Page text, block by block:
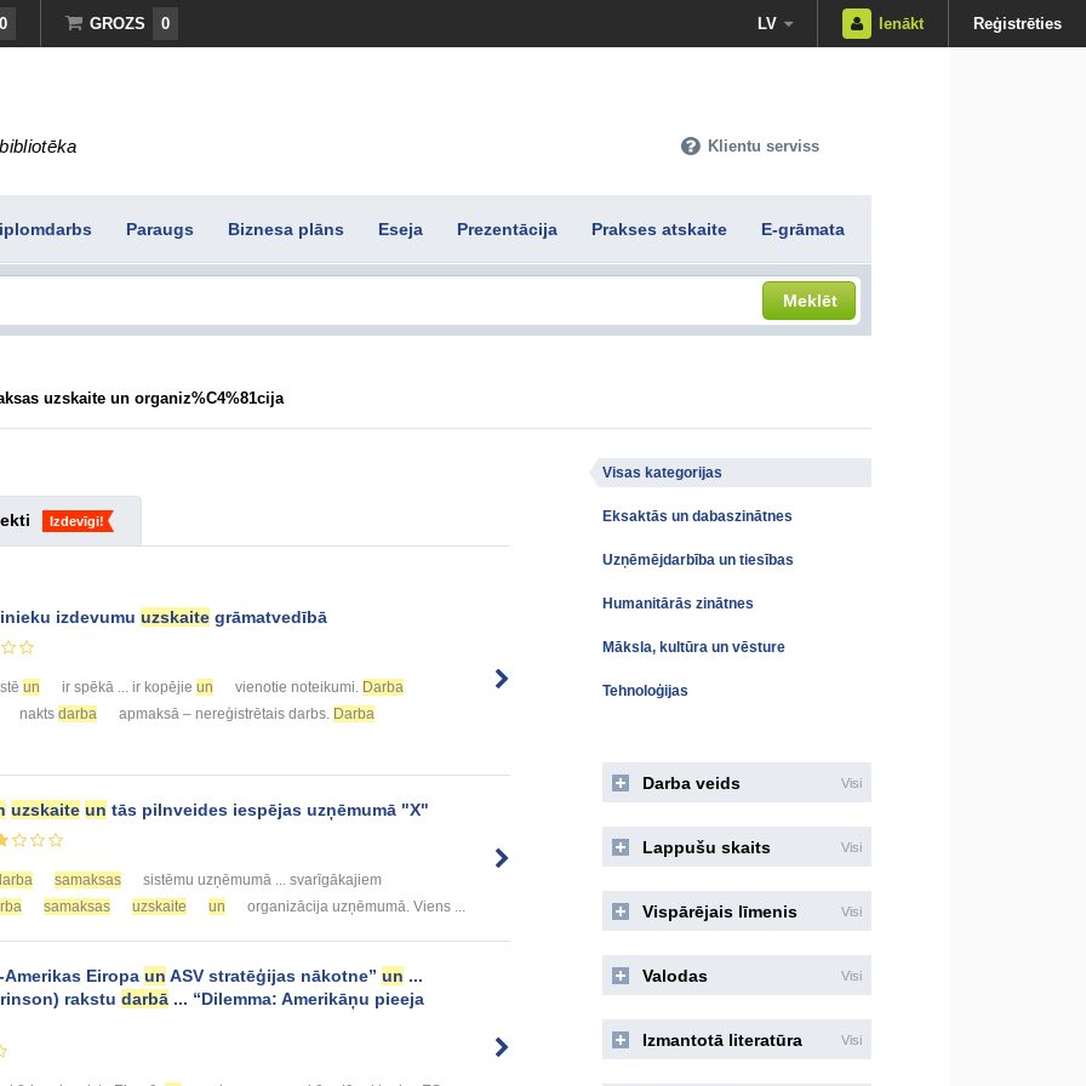
0 GROZS 0 LV Ienākt Reģistrēties
Klientu serviss
Paraugs Biznesa plāns Eseja Prezentācija Prakses atskaite E-grāmata
Meklēt
uzskaite un organiz%C4%81cija
Izdevīgi!
izdevumu uzskaite grāmatvedībā
un ir spēkā ... ir kopējie un vienotie noteikumi. Darba
nakts darba apmaksā – nereģistrētais darbs. Darba
uzskaite un tās pilnveides iespējas uzņēmumā "X"
samaksas
sistēmu uzņēmumā ... svarīgākajiem
samaksas uzskaite un organizācija uzņēmumā. Viens ...
Amerikas Eiropa un ASV stratēģijas nākotne” un ...
rakstu darbā ... “Dilemma: Amerikāņu pieeja
Visas kategorijas
Eksaktās un dabaszinātnes
Uzņēmējdarbība un tiesības
Humanitārās zinātnes
Māksla, kultūra un vēsture
Tehnoloģijas
Darba veids Visi
Lappušu skaits Visi
Vispārējais līmenis Visi
Valodas Visi
Izmantotā literatūra Visi